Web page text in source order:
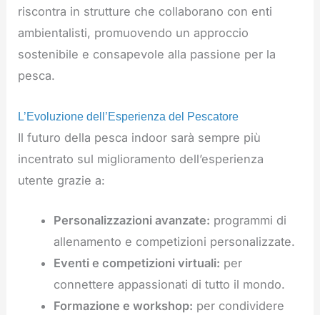
riscontra in strutture che collaborano con enti
ambientalisti, promuovendo un approccio
sostenibile e consapevole alla passione per la
pesca.
L’Evoluzione dell’Esperienza del Pescatore
Il futuro della pesca indoor sarà sempre più
incentrato sul miglioramento dell’esperienza
utente grazie a:
Personalizzazioni avanzate: programmi di
allenamento e competizioni personalizzate.
Eventi e competizioni virtuali: per
connettere appassionati di tutto il mondo.
Formazione e workshop: per condividere